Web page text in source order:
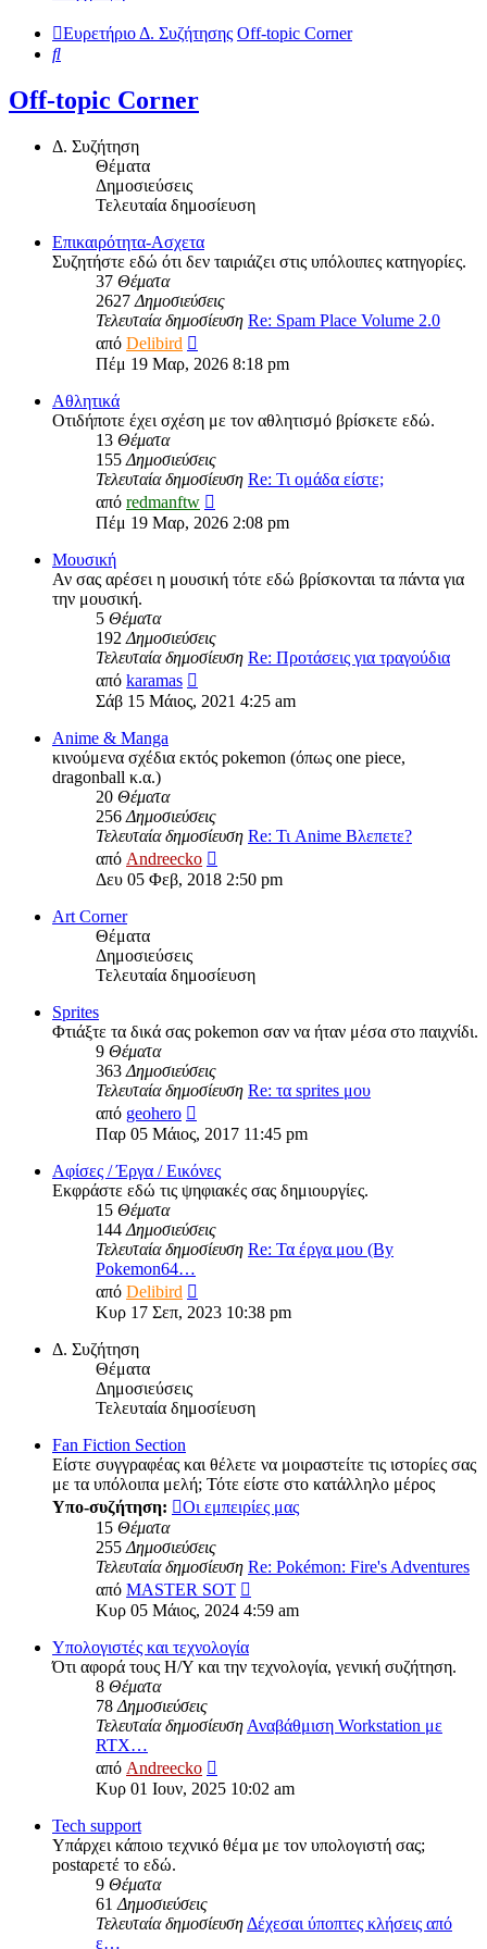
Ευρετήριο Δ. Συζήτησης Off-topic Corner
Αναζήτηση
Off-topic Corner
Δ. Συζήτηση
Θέματα
Δημοσιεύσεις
Τελευταία δημοσίευση
Επικαιρότητα-Ασχετα
Συζητήστε εδώ ότι δεν ταιριάζει στις υπόλοιπες κατηγορίες.
37 Θέματα
2627 Δημοσιεύσεις
Τελευταία δημοσίευση Re: Spam Place Volume 2.0
από Delibird
της
τελευταίας
Πέμ 19 Μαρ, 2026 8:18 pm
Αθλητικά
Οτιδήποτε έχει σχέση με τον αθλητισμό βρίσκετε εδώ.
13 Θέματα
155 Δημοσιεύσεις
Τελευταία δημοσίευση Re: Τι ομάδα είστε;
από redmanftw
της
τελευταίας
Πέμ 19 Μαρ, 2026 2:08 pm
Μουσική
Αν σας αρέσει η μουσική τότε εδώ βρίσκονται τα πάντα για
την μουσική.
5 Θέματα
192 Δημοσιεύσεις
Τελευταία δημοσίευση Re: Προτάσεις για τραγούδια
από karamas
της
Σάβ 15 Μάιος, 2021 4:25 am
Anime & Manga
κινούμενα σχέδια εκτός pokemon (όπως one piece,
dragonball κ.α.)
20 Θέματα
256 Δημοσιεύσεις
Τελευταία δημοσίευση Re: Τι Anime Βλεπετε?
από Andreecko
της
τελευταίας
Δευ 05 Φεβ, 2018 2:50 pm
Art Corner
Θέματα
Δημοσιεύσεις
Τελευταία δημοσίευση
Sprites
Φτιάξτε τα δικά σας pokemon σαν να ήταν μέσα στο παιχνίδι.
9 Θέματα
363 Δημοσιεύσεις
Τελευταία δημοσίευση Re: τα sprites μου
από geohero
της
τελευταίας
δημοσίευσης
Παρ 05 Μάιος, 2017 11:45 pm
Αφίσες / Έργα / Εικόνες
Εκφράστε εδώ τις ψηφιακές σας δημιουργίες.
15 Θέματα
144 Δημοσιεύσεις
Τελευταία δημοσίευση Re: Τα έργα μου (By
Pokemon64…
από Delibird
της
τελευταίας
Κυρ 17 Σεπ, 2023 10:38 pm
Δ. Συζήτηση
Θέματα
Δημοσιεύσεις
Τελευταία δημοσίευση
Fan Fiction Section
Είστε συγγραφέας και θέλετε να μοιραστείτε τις ιστορίες σας
με τα υπόλοιπα μελή; Τότε είστε στο κατάλληλο μέρος
Υπο-συζήτηση:
Οι εμπειρίες μας
15 Θέματα
255 Δημοσιεύσεις
Τελευταία δημοσίευση Re: Pokémon: Fire's Adventures
από MASTER SOT
της
Κυρ 05 Μάιος, 2024 4:59 am
Υπολογιστές και τεχνολογία
Ότι αφορά τους Η/Υ και την τεχνολογία, γενική συζήτηση.
8 Θέματα
78 Δημοσιεύσεις
Τελευταία δημοσίευση Αναβάθμιση Workstation με
RTX…
από Andreecko
της
Κυρ 01 Ιουν, 2025 10:02 am
Tech support
Υπάρχει κάποιο τεχνικό θέμα με τον υπολογιστή σας;
postαρετέ το εδώ.
9 Θέματα
61 Δημοσιεύσεις
Τελευταία δημοσίευση Δέχεσαι ύποπτες κλήσεις από
ε…